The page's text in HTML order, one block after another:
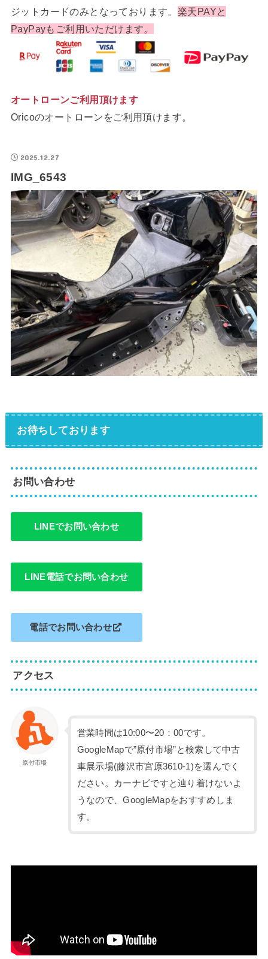
ジットカードのみとなっております。 楽天PAYと
PayPayもご利用いただけます。
オートローンご利用頂けます
Oricoのオートローンをご利用頂けます。
2025.12.27
IMG_6543
お待ちしております
お問い合わせ
LINEでお問い合わせ
LINE電話でお問い合わせ
電話でお問い合わせ
アクセス
原付市場
営業時間は10:00〜20：00です。
GoogleMapで”原付市場”と検索して中古
車展示場(藤沢市宮原3610-1)を選んでく
ださい。カーナビですと辿り着けないよ
うなので、GoogleMapをおすすめしま
す。